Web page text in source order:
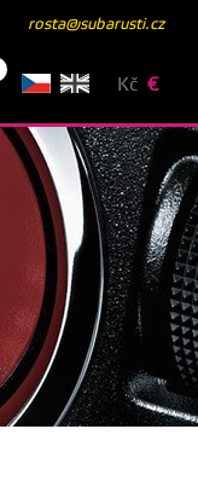
rosta@subarusti.cz
Kč €